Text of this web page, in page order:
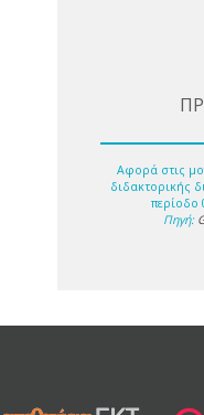
Αφορά στις
διδακτορικής
περίοδο
Πηγή: